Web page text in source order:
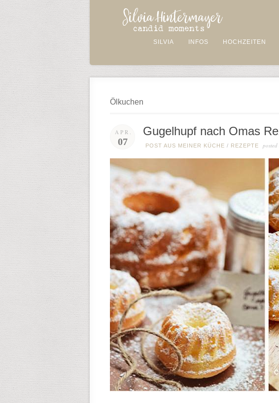
SILVIA INFOS HOCHZEITEN
Ölkuchen
APR.
07
Gugelhupf nach Omas
POST AUS MEINER KÜCHE / REZEPTE posted